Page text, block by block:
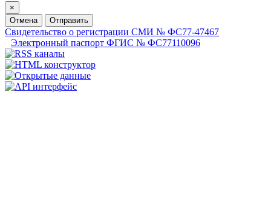
×
Отмена
Отправить
Свидетельство о регистрации СМИ № ФС77-47467
Электронный паспорт ФГИС № ФС77110096